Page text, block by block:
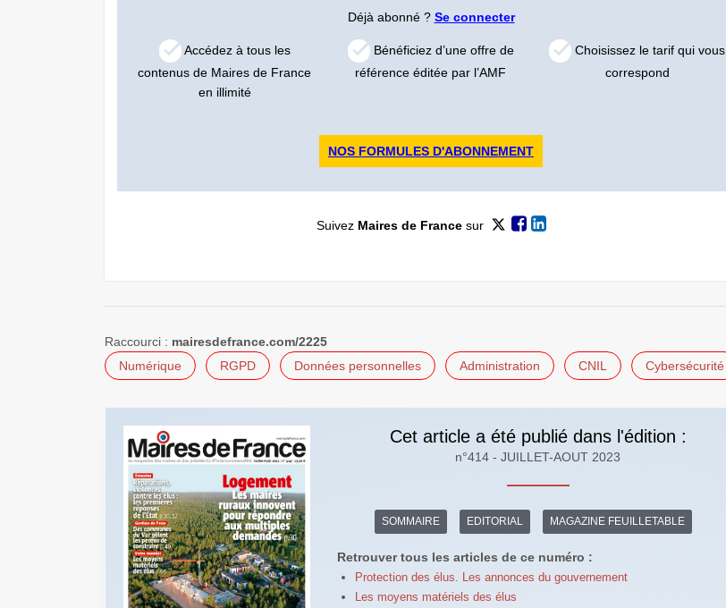
Déjà abonné ? Se connecter
Accédez à tous les
contenus de Maires de France
en illimité
Bénéficiez d’une offre de
référence éditée par l’AMF
Choisissez le tarif qui vous
correspond
NOS FORMULES D'ABONNEMENT
Suivez Maires de Francesur
Raccourci : mairesdefrance.com/2225
Numérique
RGPD Données personnelles Administration CNIL Cybersécurité
Cet article a été publié dans l'édition :
n°414 - JUILLET-AOUT 2023
SOMMAIRE EDITORIAL MAGAZINE FEUILLETABLE
Retrouver tous les articles de ce numéro :
Protection des élus. Les annonces du gouvernement
Les moyens matériels des élus